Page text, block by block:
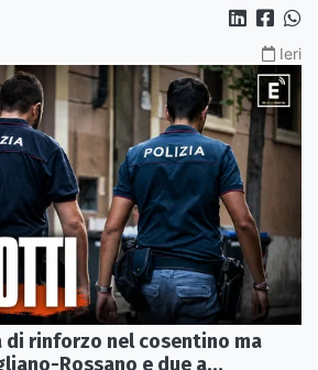
Ieri
di rinforzo nel cosentino ma
Rossano e due a